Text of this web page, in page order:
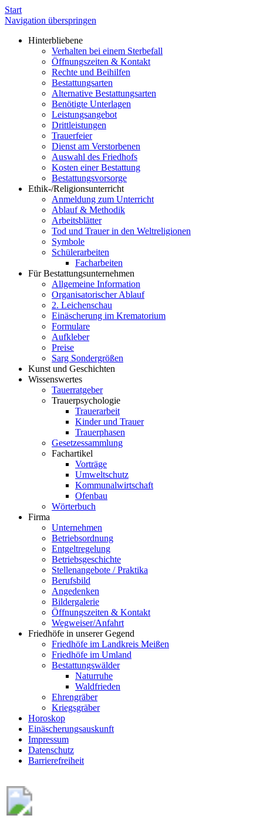
Start
Navigation überspringen
Hinterbliebene
Verhalten bei einem Sterbefall
Öffnungszeiten & Kontakt
Rechte und Beihilfen
Bestattungsarten
Alternative Bestattungsarten
Benötigte Unterlagen
Leistungsangebot
Drittleistungen
Trauerfeier
Dienst am Verstorbenen
Auswahl des Friedhofs
Kosten einer Bestattung
Bestattungsvorsorge
Ethik-/Religionsunterricht
Anmeldung zum Unterricht
Ablauf & Methodik
Arbeitsblätter
Tod und Trauer in den Weltreligionen
Symbole
Schülerarbeiten
Facharbeiten
Für Bestattungsunternehmen
Allgemeine Information
Organisatorischer Ablauf
2. Leichenschau
Einäscherung im Krematorium
Formulare
Aufkleber
Preise
Sarg Sondergrößen
Kunst und Geschichten
Wissenswertes
Tauerratgeber
Trauerpsychologie
Trauerarbeit
Kinder und Trauer
Trauerphasen
Gesetzessammlung
Fachartikel
Vorträge
Umweltschutz
Kommunalwirtschaft
Ofenbau
Wörterbuch
Firma
Unternehmen
Betriebsordnung
Entgeltregelung
Betriebsgeschichte
Stellenangebote / Praktika
Berufsbild
Angedenken
Bildergalerie
Öffnungszeiten & Kontakt
Wegweiser/Anfahrt
Friedhöfe in unserer Gegend
Friedhöfe im Landkreis Meißen
Friedhöfe im Umland
Bestattungswälder
Naturruhe
Waldfrieden
Ehrengräber
Kriegsgräber
Horoskop
Einäscherungsauskunft
Impressum
Datenschutz
Barrierefreiheit